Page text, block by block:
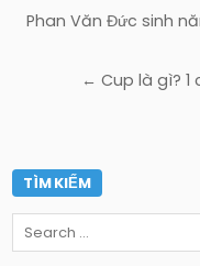
Điều
Phan Văn Đức sinh
← Cup là gì?
TÌM KIẾM
Search